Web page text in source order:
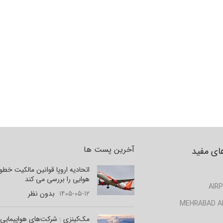
آخرین پست ها
اتحادیه اروپا قوانین مالکیت
هوایی را بررسی می کند
۱۴۰۵-۰۵-۱۲ بدون نظر
مک‌کینزی : شرکت‌های
مفید
MEHRABAD